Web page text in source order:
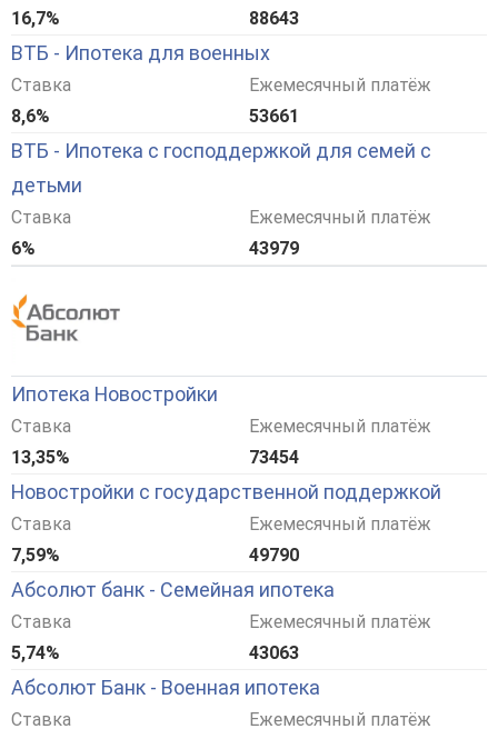
16,7% 88643
ВТБ - Ипотека для военных
Ставка
8,6%
Ежемесячный платёж
53661
ВТБ - Ипотека с господдержкой для семей с
детьми
Ставка
6%
Ежемесячный платёж
43979
Ипотека Новостройки
Ставка
13,35%
Ежемесячный платёж
73454
Новостройки с государственной поддержкой
Ставка
7,59%
Ежемесячный платёж
49790
Абсолют банк - Семейная ипотека
Ставка
5,74%
Ежемесячный платёж
43063
Абсолют Банк - Военная ипотека
Ставка
Ежемесячный платёж